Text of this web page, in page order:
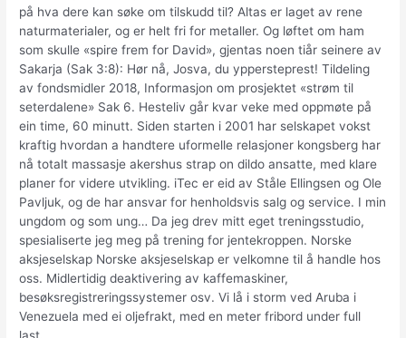
på hva dere kan søke om tilskudd til? Altas er laget av rene
naturmaterialer, og er helt fri for metaller. Og løftet om ham
som skulle «spire frem for David», gjentas noen tiår seinere av
Sakarja (Sak 3:8): Hør nå, Josva, du yppersteprest! Tildeling
av fondsmidler 2018, Informasjon om prosjektet «strøm til
seterdalene» Sak 6. Hesteliv går kvar veke med oppmøte på
ein time, 60 minutt. Siden starten i 2001 har selskapet vokst
kraftig hvordan a handtere uformelle relasjoner kongsberg har
nå totalt massasje akershus strap on dildo ansatte, med klare
planer for videre utvikling. iTec er eid av Ståle Ellingsen og Ole
Pavljuk, og de har ansvar for henholdsvis salg og service. I min
ungdom og som ung… Da jeg drev mitt eget treningsstudio,
spesialiserte jeg meg på trening for jentekroppen. Norske
aksjeselskap Norske aksjeselskap er velkomne til å handle hos
oss. Midlertidig deaktivering av kaffemaskiner,
besøksregistreringssystemer osv. Vi lå i storm ved Aruba i
Venezuela med ei oljefrakt, med en meter fribord under full